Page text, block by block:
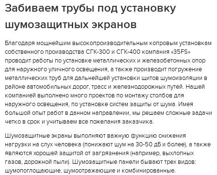
Забиваем трубы под установку
шумозащитных экранов
Благодаря мощнейшим высокопроизводительным копровым установкам
собственного производства СГК-300 и СГК-400 компания «35FS»
проводит работы по установке металлических и железобетонных опор
для наружного уличного освещения, а также производит погружение
металлических труб для дальнейшей установки щитов шумоизоляции в
районе автомобильных дорог, трасс и железнодорожных путей. Нашей
компанией выполнено много проектов по монтажу столбов для
наружного освещения, по установке систем защиты от шума. Имея
большой опыт работ в данном направлении, мы решаем сложные задачи
четко в срок и учитываем все пожелания заказчика.
Шумозащитные экраны выполняют важную функцию снижения
нагрузки на слух человека (понижают шум на 30-50 дБ и более), а также
являются хорошей защитой от загрязнения (например, выхлопных
газов, дорожной пыли). Шумозащитные панели бывают трех видов:
шумопоглощающие, шумоотражающие и комбинированные.